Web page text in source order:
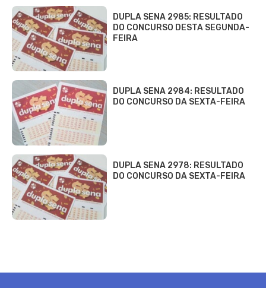
DUPLA SENA 2985: RESULTADO
DO CONCURSO DESTA SEGUNDA-
FEIRA
DUPLA SENA 2984: RESULTADO
DO CONCURSO DA SEXTA-FEIRA
DUPLA SENA 2978: RESULTADO
DO CONCURSO DA SEXTA-FEIRA